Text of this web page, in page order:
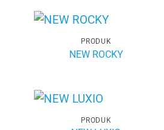
PRODUK
NEW ROCKY
PRODUK